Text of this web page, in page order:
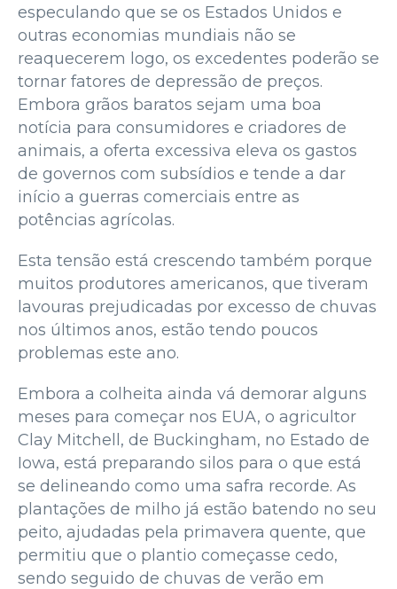
especulando que se os Estados Unidos e
outras economias mundiais não se
reaquecerem logo, os excedentes poderão se
tornar fatores de depressão de preços.
Embora grãos baratos sejam uma boa
notícia para consumidores e criadores de
animais, a oferta excessiva eleva os gastos
de governos com subsídios e tende a dar
início a guerras comerciais entre as
potências agrícolas.
Esta tensão está crescendo também porque
muitos produtores americanos, que tiveram
lavouras prejudicadas por excesso de chuvas
nos últimos anos, estão tendo poucos
problemas este ano.
Embora a colheita ainda vá demorar alguns
meses para começar nos EUA, o agricultor
Clay Mitchell, de Buckingham, no Estado de
Iowa, está preparando silos para o que está
se delineando como uma safra recorde. As
plantações de milho já estão batendo no seu
peito, ajudadas pela primavera quente, que
permitiu que o plantio começasse cedo,
sendo seguido de chuvas de verão em